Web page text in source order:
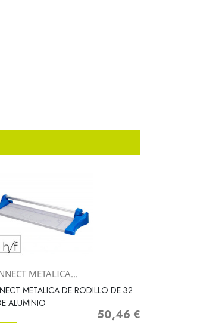
 Vista rápida
METALICA...
METALICA DE RODILLO DE 32
ALUMINIO
Precio
50,46 €